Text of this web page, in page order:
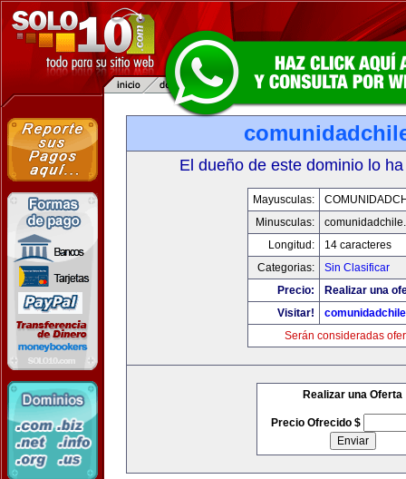
El dueño de este dominio lo
Mayusculas:
Minusculas:
Longitud:
14 caracteres
Categorias:
Sin Clasificar
Precio:
Realizar una
Visitar!
Serán consideradas
Realizar una Oferta
Precio Ofrecido $